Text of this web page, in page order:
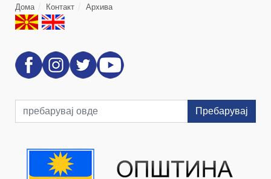
Дома Контакт Архива
Пребарувај